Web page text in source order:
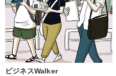
ビジネスWalker